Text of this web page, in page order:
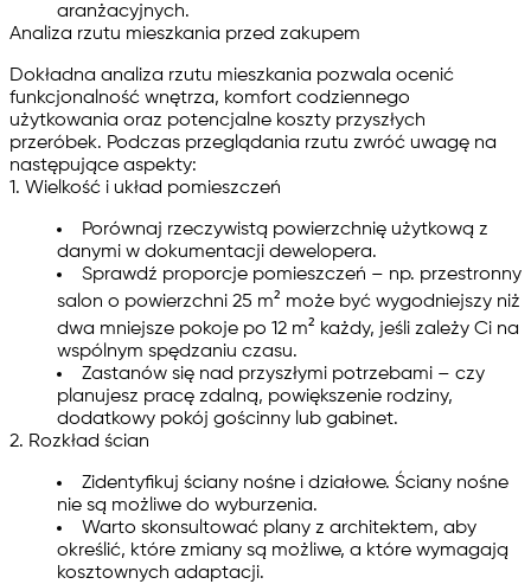
aranżacyjnych.
Analiza rzutu mieszkania przed zakupem
Dokładna analiza rzutu mieszkania pozwala ocenić
funkcjonalność wnętrza, komfort codziennego
użytkowania oraz potencjalne koszty przyszłych
przeróbek. Podczas przeglądania rzutu zwróć uwagę na
następujące aspekty:
1. Wielkość i układ pomieszczeń
Porównaj rzeczywistą powierzchnię użytkową z
danymi w dokumentacji dewelopera.
Sprawdź proporcje pomieszczeń – np. przestronny
salon o powierzchni 25 m² może być wygodniejszy niż
dwa mniejsze pokoje po 12 m² każdy, jeśli zależy Ci na
wspólnym spędzaniu czasu.
Zastanów się nad przyszłymi potrzebami – czy
planujesz pracę zdalną, powiększenie rodziny,
dodatkowy pokój gościnny lub gabinet.
2. Rozkład ścian
Zidentyfikuj ściany nośne i działowe. Ściany nośne
nie są możliwe do wyburzenia.
Warto skonsultować plany z architektem, aby
określić, które zmiany są możliwe, a które wymagają
kosztownych adaptacji.